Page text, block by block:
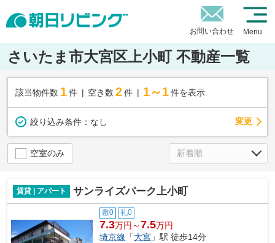
お問い合わせ Menu
さいたま市大宮区上小町 不動産一覧
該当物件数 1件 空き数 2 件 1～1 件を表示
絞り込み条件： なし 変更
空室のみ
賃貸 | アパート サンライズパーク上小町
敷0 礼0
7.3万円～7.5万円
埼京線 「大宮 」駅 徒歩14分